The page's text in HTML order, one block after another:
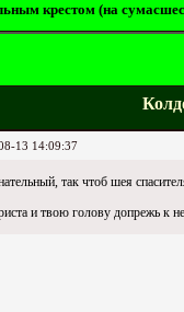
крестом (на
13 14:09:37
так чтоб шея
и твою голову допрежь к